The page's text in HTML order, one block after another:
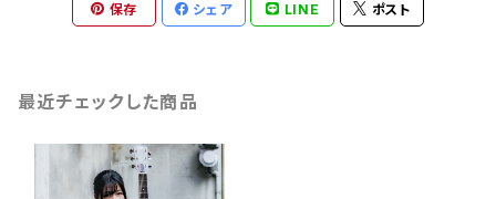
保存 シェア LINE ポスト
最近チェックした商品